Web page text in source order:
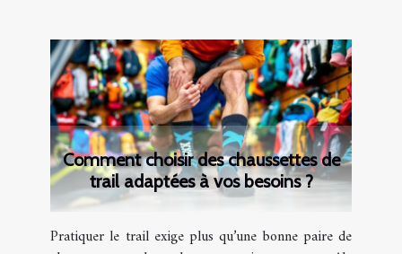
Comment choisir des chaussettes de
trail adaptées à vos besoins ?
Pratiquer le trail exige plus qu’une bonne paire de